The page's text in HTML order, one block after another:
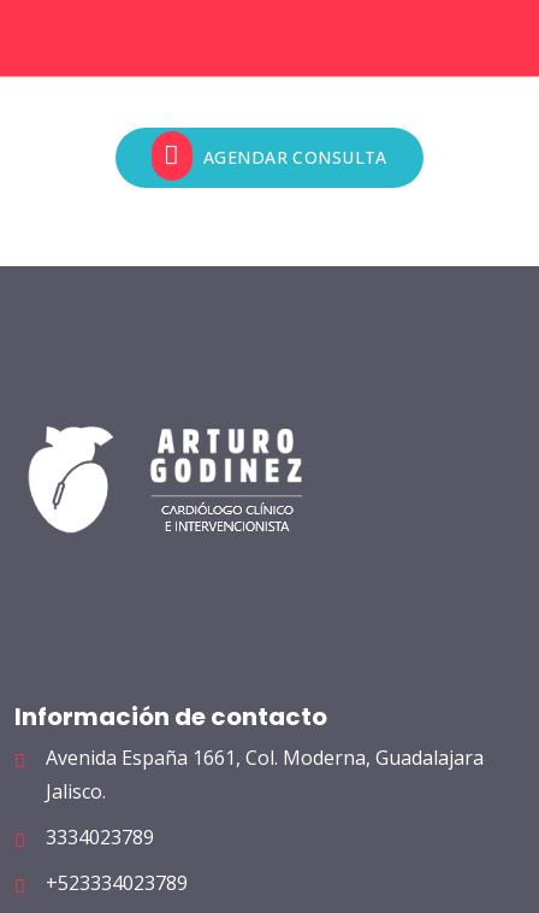
AGENDAR CONSULTA
Información de contacto
Avenida España 1661, Col. Moderna, Guadalajara
Jalisco.
3334023789
+523334023789